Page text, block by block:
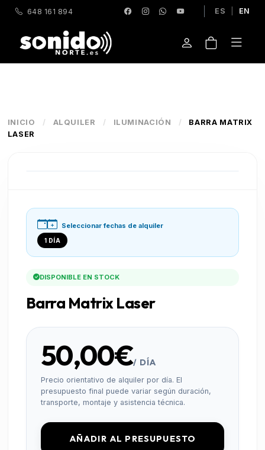
648 161 894 ES EN
INICIO / ALQUILER / ILUMINACIÓN /
BARRA MATRIX
LASER
Seleccionar fechas de alquiler
1 DÍA
DISPONIBLE EN STOCK
Barra Matrix Laser
50,00€/ DÍA
Precio orientativo de alquiler por día. El
presupuesto final puede variar según duración,
transporte, montaje y asistencia técnica.
AÑADIR AL PRESUPUESTO